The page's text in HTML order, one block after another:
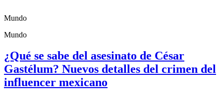
Mundo
Mundo
¿Qué se sabe del asesinato de César
Gastélum? Nuevos detalles del crimen del
influencer mexicano